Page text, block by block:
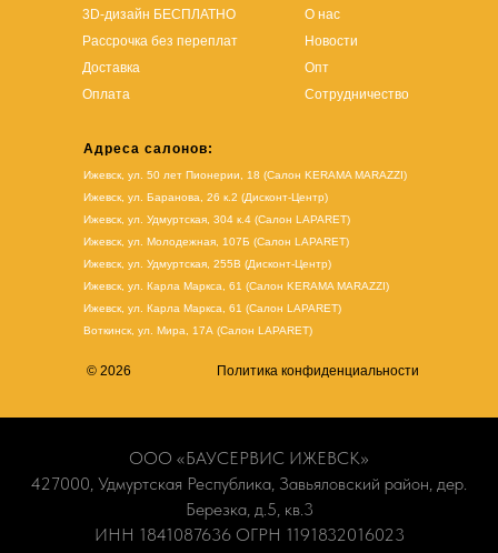
3D-дизайн БЕСПЛАТНО
Рассрочка без переплат
Доставка
Оплата
О нас
Новости
Опт
Сотрудничество
Адреса салонов:
Ижевск, ул. 50 лет Пионерии, 18 (Салон KERAMA MARAZZI)
Ижевск, ул. Баранова, 26 к.2 (Дисконт-Центр)
Ижевск, ул. Удмуртская, 304 к.4 (Салон LAPARET)
Ижевск, ул. Молодежная, 107Б (Салон LAPARET)
Ижевск, ул. Удмуртская, 255В (Дисконт-Центр)
Ижевск, ул. Карла Маркса, 61 (Салон KERAMA MARAZZI)
Ижевск, ул. Карла Маркса, 61 (Салон LAPARET)
Воткинск, ул. Мира, 17А (Салон LAPARET)
© 2026 Политика конфиденциальности
ООО «БАУСЕРВИС ИЖЕВСК»
427000, Удмуртская Республика, Завьяловский район, дер.
Березка, д.5, кв.3
ИНН 1841087636 ОГРН 1191832016023